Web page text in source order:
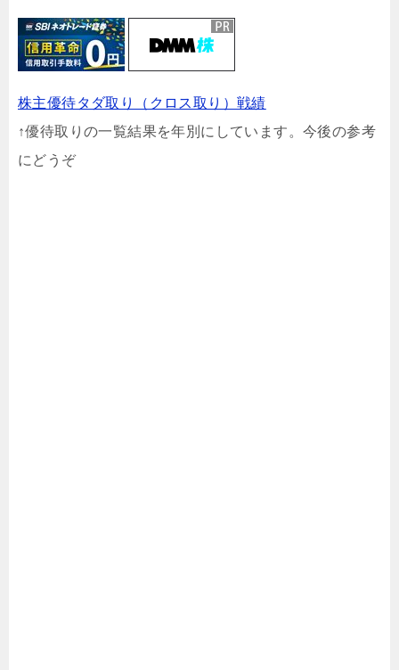
株主優待タダ取り（クロス取り）戦績
↑優待取りの一覧結果を年別にしています。今後の参考
にどうぞ